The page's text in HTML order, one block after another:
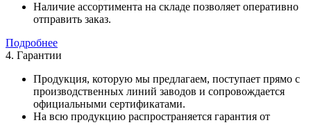
Наличие ассортимента на складе позволяет оперативно
отправить заказ.
Подробнее
4. Гарантии
Продукция, которую мы предлагаем, поступает прямо с
производственных линий заводов и сопровождается
официальными сертификатами.
На всю продукцию распространяется гарантия от